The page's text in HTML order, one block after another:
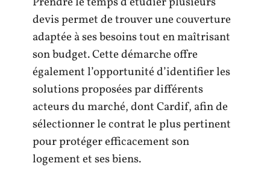
devis permet de trouver une couverture
adaptée à ses besoins tout en maîtrisant
son budget. Cette démarche offre
également l’opportunité d’identifier les
solutions proposées par différents
acteurs du marché, dont Cardif, afin de
sélectionner le contrat le plus pertinent
pour protéger efficacement son
logement et ses biens.